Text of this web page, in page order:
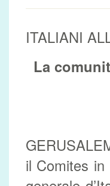
ITALIANI
La
il Comites